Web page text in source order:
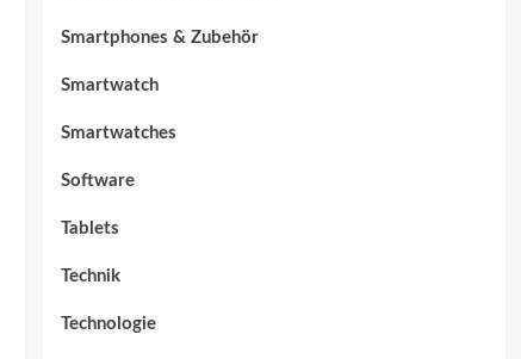
Smartphones & Zubehör
Smartwatch
Smartwatches
Software
Tablets
Technik
Technologie